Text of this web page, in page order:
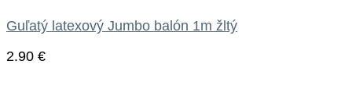
Guľatý latexový Jumbo balón 1m žltý
2.90 €